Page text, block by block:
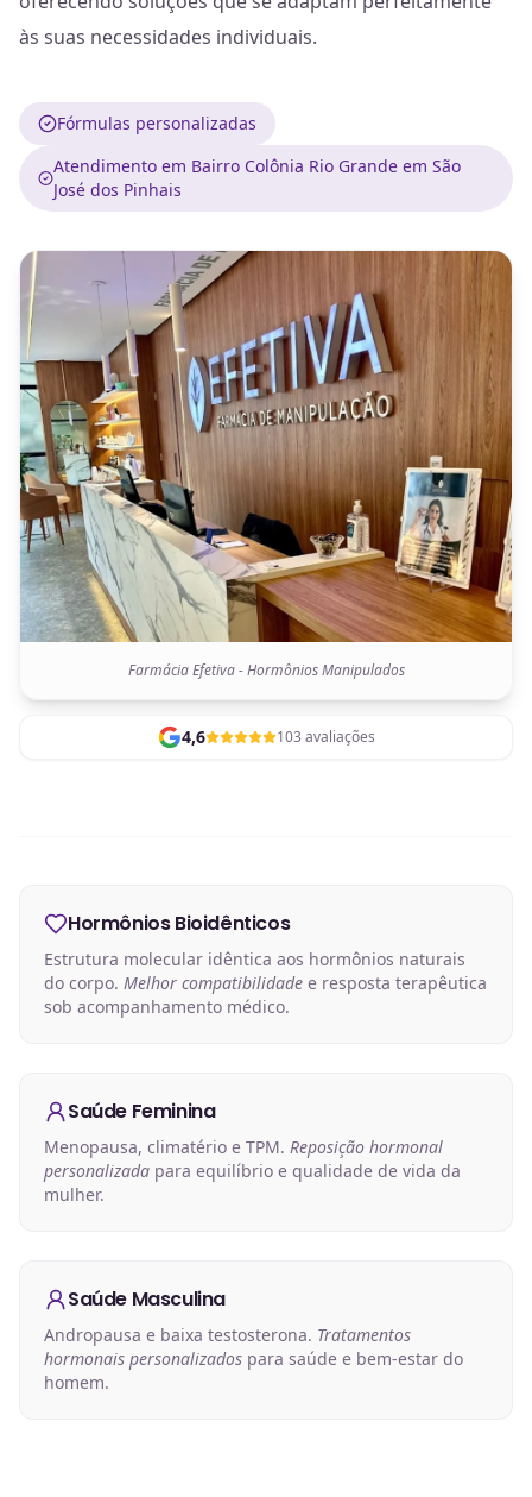
às suas necessidades individuais.
Fórmulas personalizadas
Atendimento em Bairro Colônia Rio Grande em São
José dos Pinhais
Farmácia Efetiva - Hormônios Manipulados
4,6 103 avaliações
Hormônios Bioidênticos
Estrutura molecular idêntica aos hormônios naturais
do corpo. Melhor compatibilidade e resposta terapêutica
sob acompanhamento médico.
Saúde Feminina
Menopausa, climatério e TPM. Reposição hormonal
personalizada para equilíbrio e qualidade de vida da
mulher.
Saúde Masculina
Andropausa e baixa testosterona. Tratamentos
hormonais personalizados para saúde e bem-estar do
homem.